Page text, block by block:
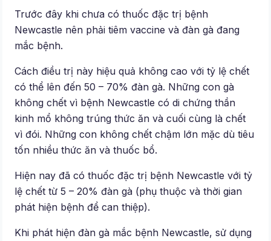
Trước đây khi chưa có thuốc đặc trị bệnh
Newcastle nên phải tiêm vaccine và đàn gà đang
mắc bệnh.
Cách điều trị này hiệu quả không cao với tỷ lệ chết
có thể lên đến 50 – 70% đàn gà. Những con gà
không chết vì bệnh Newcastle có di chứng thần
kinh mổ không trúng thức ăn và cuối cùng là chết
vì đói. Những con không chết chậm lớn mặc dù tiêu
tốn nhiều thức ăn và thuốc bổ.
Hiện nay đã có thuốc đặc trị bệnh Newcastle với tỷ
lệ chết từ 5 – 20% đàn gà (phụ thuộc và thời gian
phát hiện bệnh để can thiệp).
Khi phát hiện đàn gà mắc bệnh Newcastle, sử dụng